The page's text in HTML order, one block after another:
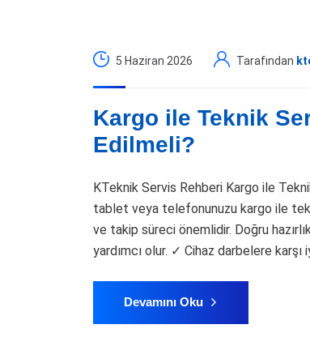
5 Haziran 2026 Tarafından
Kargo ile Teknik
Edilmeli?
KTeknik Servis Rehberi Kargo ile
tablet veya telefonunuzu kargo ile
ve takip süreci önemlidir. Doğru
yardımcı olur. ✓ Cihaz darbelere
Devamını Oku